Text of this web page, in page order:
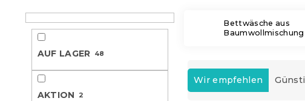
e
i
AUF LAGER 48
AKTION 2
Bettwäsche aus
Baumwollmischung
P
o
Wir empfehlen